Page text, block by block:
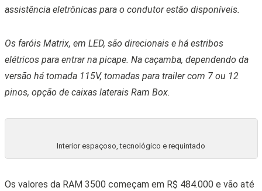
assistência eletrônicas para o condutor estão disponíveis.
Os faróis Matrix, em LED, são direcionais e há estribos
elétricos para entrar na picape. Na caçamba, dependendo da
versão há tomada 115V, tomadas para trailer com 7 ou 12
pinos, opção de caixas laterais Ram Box.
Interior espaçoso, tecnológico e requintado
Os valores da RAM 3500 começam em R$ 484.000 e vão até